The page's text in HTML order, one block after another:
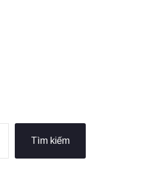
Tìm kiếm